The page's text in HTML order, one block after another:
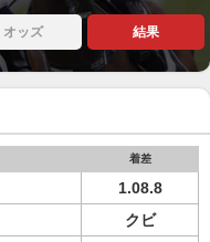
オッズ 結果
着差
1.08.8
クビ